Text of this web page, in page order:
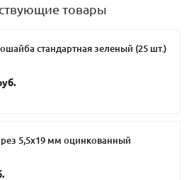
товары
стандартная зеленый (25 шт.)
5,5х19 мм оцинкованный